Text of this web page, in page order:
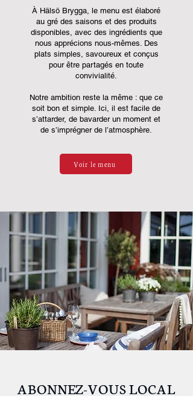
À Hälsö Brygga, le menu est élaboré
au gré des saisons et des produits
disponibles, avec des ingrédients que
nous apprécions nous-mêmes. Des
plats simples, savoureux et conçus
pour être partagés en toute
convivialité.
Notre ambition reste la même : que ce
soit bon et simple. Ici, il est facile de
s’attarder, de bavarder un moment et
de s’imprégner de l’atmosphère.
Voir le menu
ABONNEZ-VOUS LOCAL